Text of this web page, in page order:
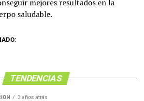
mejores resultados en la
saludable.
TENDENCIAS
3 años atrás